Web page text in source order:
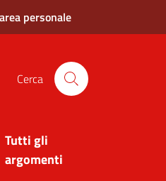
personale
Cerca
Tutti gli
argomenti